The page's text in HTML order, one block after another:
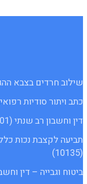
שילוב חרדים בצבא
כתב ויתור סודיות
דין וחשבון רב שנתי (6101)
תביעה לקצבת נכות
(10135)
ביטוח וגבייה – דין